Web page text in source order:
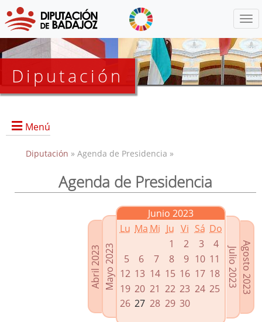
Diputación
Menú
Presidencia
Enlaces relacionados
Agenda de Presidencia
Plenos provinciales y Juntas de gobierno
Oficina de Proyectos Europeos
Diputación » Agenda de Presidencia »
Agenda de Presidencia
Abril 2023Mayo 2023
Junio 2023
Lu Ma Mi Ju Vi Sá Do
1
2 3
4
5
6 7 8 9 10 11
12 13 14 15 16 17 18
19 20 21 22 23 24 25
26 27 28 29 30
Agosto 2023
Julio 2023